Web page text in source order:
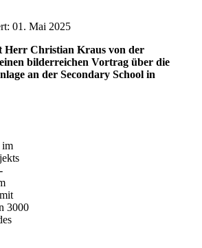
01. Mai 2025
Herr Christian Kraus von der
bilderreichen Vortrag über die
an der Secondary School in
im
3000